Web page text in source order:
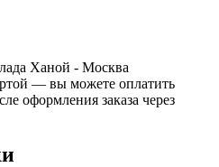
Ханой - Москва
— вы можете оплатить
оформления заказа через